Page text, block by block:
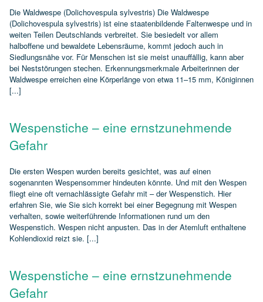
Die Waldwespe (Dolichovespula sylvestris) Die Waldwespe
(Dolichovespula sylvestris) ist eine staatenbildende Faltenwespe und in
weiten Teilen Deutschlands verbreitet. Sie besiedelt vor allem
halboffene und bewaldete Lebensräume, kommt jedoch auch in
Siedlungsnähe vor. Für Menschen ist sie meist unauffällig, kann aber
bei Neststörungen stechen. Erkennungsmerkmale Arbeiterinnen der
Waldwespe erreichen eine Körperlänge von etwa 11–15 mm, Königinnen
[...]
Wespenstiche – eine ernstzunehmende
Gefahr
Die ersten Wespen wurden bereits gesichtet, was auf einen
sogenannten Wespensommer hindeuten könnte. Und mit den Wespen
fliegt eine oft vernachlässigte Gefahr mit – der Wespenstich. Hier
erfahren Sie, wie Sie sich korrekt bei einer Begegnung mit Wespen
verhalten, sowie weiterführende Informationen rund um den
Wespenstich. Wespen nicht anpusten. Das in der Atemluft enthaltene
Kohlendioxid reizt sie. [...]
Wespenstiche – eine ernstzunehmende
Gefahr